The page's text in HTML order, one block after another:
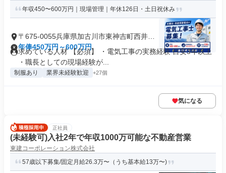
年収450〜600万円｜現場管理｜年休126日・土日祝休み
〒675-0055兵庫県加古川市東神吉町西井ノ
口
年俸450万円～600万円
求めている人材 【必須】 ・電気工事の実務経験 目安3年以上
・職長としての現場経験が...
制服あり 業界未経験歓迎 +27個
気になる
正社員
(未経験可)入社2年で年収1000万可能な不動産営業
東建コーポレーション株式会社
57歳以下募集/固定月給26.3万〜（うち基本給13万〜)